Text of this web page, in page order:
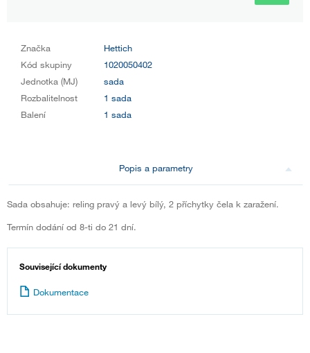
Značka
Hettich
Kód skupiny
1020050402
Jednotka (MJ)
sada
Rozbalitelnost
1 sada
Balení
1 sada
Popis a parametry
Sada obsahuje: reling pravý a levý bílý, 2 příchytky čela k zaražení.
Termín dodání od 8-ti do 21 dní.
Související dokumenty
Dokumentace